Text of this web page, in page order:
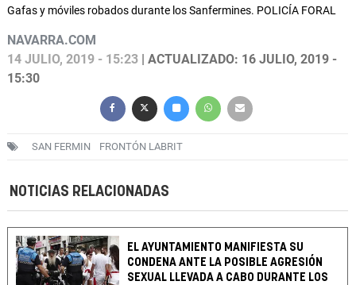
Gafas y móviles robados durante los Sanfermines. POLICÍA FORAL
NAVARRA.COM
14 JULIO, 2019 - 15:23 | ACTUALIZADO: 16 JULIO, 2019 -
15:30
SAN FERMIN FRONTÓN LABRIT
NOTICIAS RELACIONADAS
EL AYUNTAMIENTO MANIFIESTA SU
CONDENA ANTE LA POSIBLE AGRESIÓN
SEXUAL LLEVADA A CABO DURANTE LOS